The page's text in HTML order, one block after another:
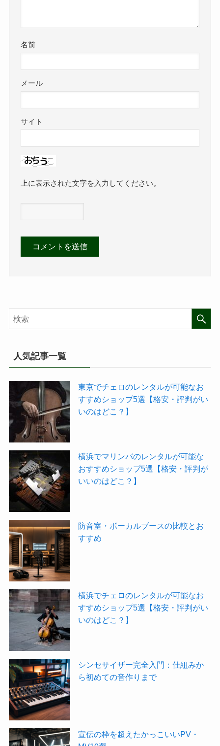
名前
メール
サイト
上に表示された文字を入力してください。
人気記事一覧
東京でチェロのレンタルが可能なお
すすめショップ5選【格安・評判がい
いのはどこ？】
横浜でマリンバのレンタルが可能な
おすすめショップ5選【格安・評判が
いいのはどこ？】
防音室・ボーカルブースの比較とお
すすめ
横浜でチェロのレンタルが可能なお
すすめショップ5選【格安・評判がい
いのはどこ？】
シンセサイザー完全入門：仕組みか
ら初めての音作りまで
宣伝の枠を超えたかっこいいPV・